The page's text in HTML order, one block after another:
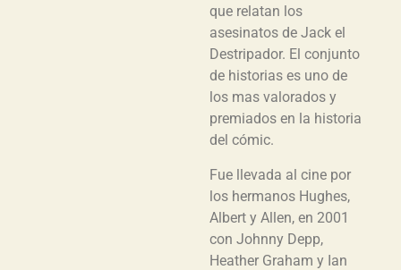
que relatan los
asesinatos de Jack el
Destripador. El conjunto
de historias es uno de
los mas valorados y
premiados en la historia
del cómic.
Fue llevada al cine por
los hermanos Hughes,
Albert y Allen, en 2001
con Johnny Depp,
Heather Graham y Ian